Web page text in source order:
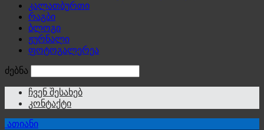
კალათბურთი
რაგბი
ბლოგი
ჟურნალი
ფოტოგალერეა
ძებნა
ჩვენ შესახებ
კონტაქტი
ათიანი